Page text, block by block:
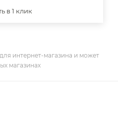
в 1 клик
интернет-магазина и может
магазинах